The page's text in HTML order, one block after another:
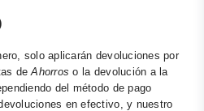
solo aplicarán devoluciones por
de Ahorros o la devolución a la
del método de pago
en efectivo, y nuestro